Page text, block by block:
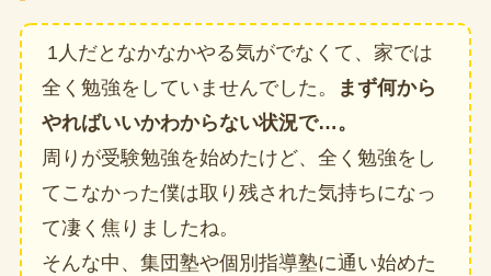
1人だとなかなかやる気がでなくて、家では
全く勉強をしていませんでした。
まず何から
やればいいかわからない状況で…。
周りが受験勉強を始めたけど、全く勉強をし
てこなかった僕は取り残された気持ちになっ
て凄く焦りましたね。
そんな中、集団塾や個別指導塾に通い始めた